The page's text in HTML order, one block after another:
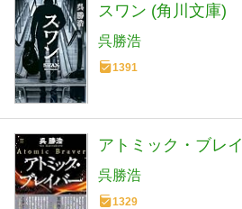
スワン (角川文庫)
呉勝浩
1391
アトミック・ブレ
呉勝浩
1329